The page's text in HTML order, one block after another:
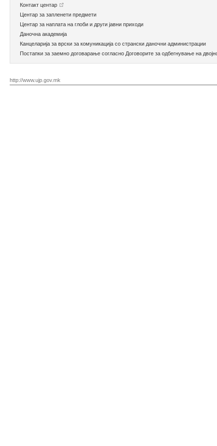
Контакт центар
Центар за запленети предмети
Центар за наплата на глоби и други јавни приходи
Даночна академија
Канцеларија за врски за комуникација со странски даночни администрации
Постапки за заемно договарање согласно Договорите за одбегнување на
http://www.ujp.gov.mk